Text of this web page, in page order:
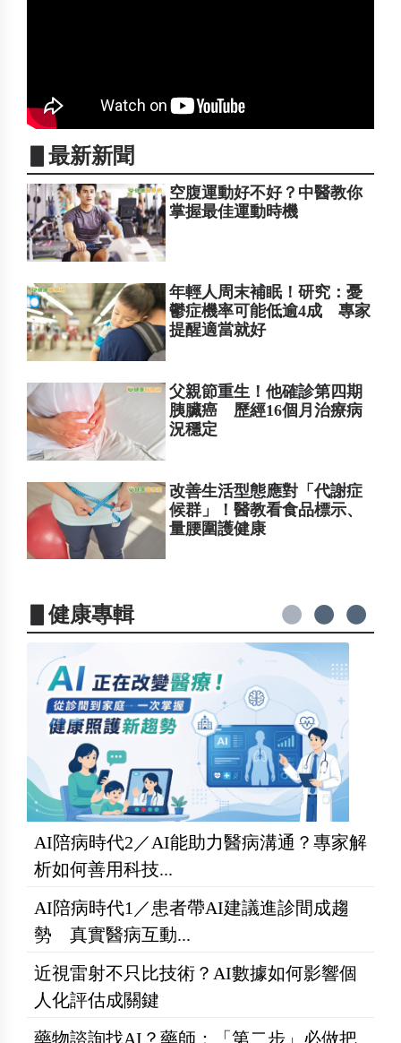
▋最新新聞
空腹運動好不好？中醫教你
掌握最佳運動時機
年輕人周末補眠！研究：憂
鬱症機率可能低逾4成 專家
提醒適當就好
父親節重生！他確診第四期
胰臟癌 歷經16個月治療病
況穩定
改善生活型態應對「代謝症
候群」！醫教看食品標示、
量腰圍護健康
▋健康專輯
AI陪病時代2／AI能助力醫病溝通？專家解
析如何善用科技...
AI陪病時代1／患者帶AI建議進診間成趨
勢 真實醫病互動...
近視雷射不只比技術？AI數據如何影響個
人化評估成關鍵
藥物諮詢找AI？藥師：「第二步」必做把